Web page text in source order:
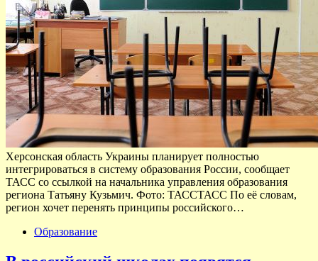
Херсонская область Украины планирует полностью
интегрироваться в систему образования России, сообщает
ТАСС со ссылкой на начальника управления образования
региона Татьяну Кузьмич. Фото: ТАССТАСС По её словам,
регион хочет перенять принципы российского…
Образование